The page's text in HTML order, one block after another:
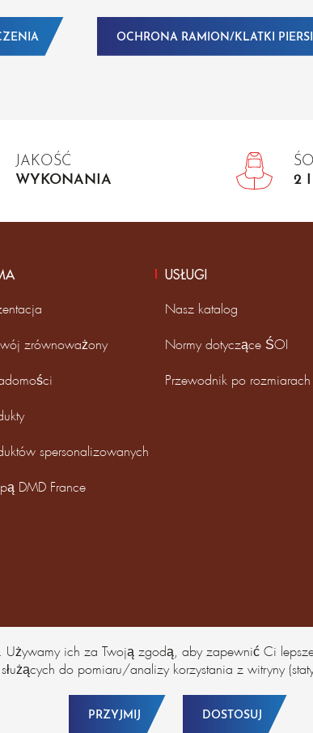
OCHRONA RAMION/KLATKI
Używamy ich za Twoją zgodą, aby zapewnić Ci
do pomiaru/analizy korzystania z witryny
PRZYJMIJ DOSTOSUJ
JAKOŚĆ
WYKONANIA
2
zrównoważony
spersonalizowanych
DMD France
USŁUGI
Nasz katalog
Normy dotyczące ŚOI
Przewodnik po rozmiarach